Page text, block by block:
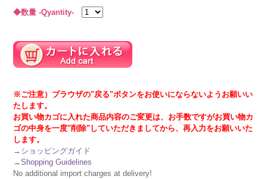
◆数量 -Qyantity-
※ご注意）ブラウザの"戻る"ボタンをお使いにならないようお願いい
たします。
お買い物カゴに入れた商品内容のご変更は、お手数ですがお買い物カ
ゴの中身を一度"削除"していただきましてから、再入力をお願いいた
します。
→ ショッピングガイド
→Shopping Guidelines
No additional import charges at delivery!